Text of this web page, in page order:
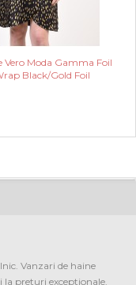
Vero Moda Gamma Foil
Black/Gold Foil
Vanzari de haine
preturi exceptionale.